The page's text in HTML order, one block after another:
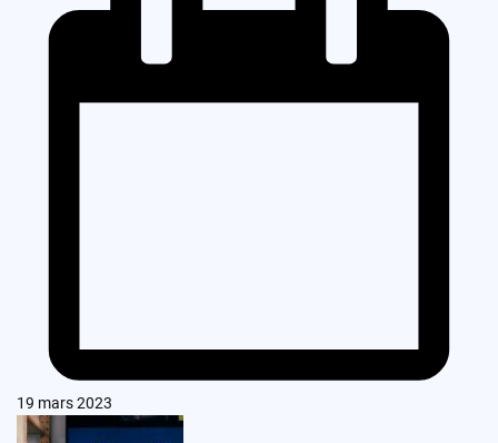
19 mars 2023